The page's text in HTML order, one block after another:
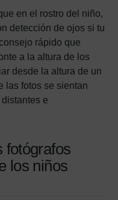
en el rostro del niño,
detección de ojos si tu
rápido que
a la altura de los
desde la altura de un
las fotos se sientan
e
fotógrafos
los niños